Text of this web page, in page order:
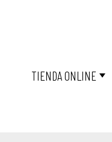
TIENDA ONLINE